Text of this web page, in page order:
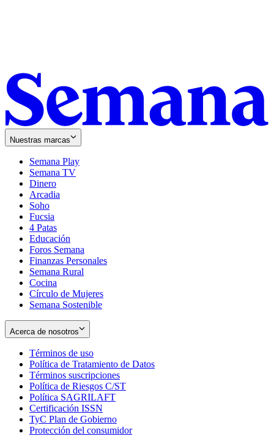
Nuestras marcas
Semana Play
Semana TV
Dinero
Arcadia
Soho
in
new
window
Fucsia
in
new
window
4 Patas
Educación
Foros Semana
Finanzas Personales
Semana Rural
Cocina
Círculo de Mujeres
Semana Sostenible
Acerca de nosotros
Términos de uso
in
new
window
Política de Tratamiento de Datos
Términos suscripciones
in
Política de Riesgos C/ST
Política SAGRILAFT
new
window
Certificación ISSN
in
new
TyC Plan de Gobierno
in
Protección del consumidorOpens